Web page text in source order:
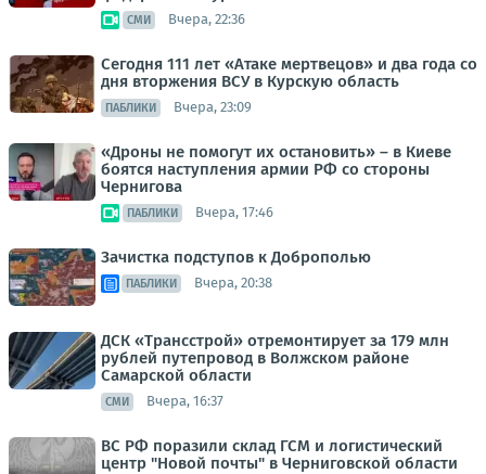
СМИ Вчера, 22:36
Сегодня 111 лет «Атаке мертвецов» и два года со
дня вторжения ВСУ в Курскую область
ПАБЛИКИ Вчера, 23:09
«Дроны не помогут их остановить» – в Киеве
боятся наступления армии РФ со стороны
Чернигова
ПАБЛИКИ Вчера, 17:46
Зачистка подступов к Доброполью
ПАБЛИКИ Вчера, 20:38
ДСК «Трансстрой» отремонтирует за 179 млн
рублей путепровод в Волжском районе
Самарской области
СМИ Вчера, 16:37
ВС РФ поразили склад ГСМ и логистический
центр "Новой почты" в Черниговской области